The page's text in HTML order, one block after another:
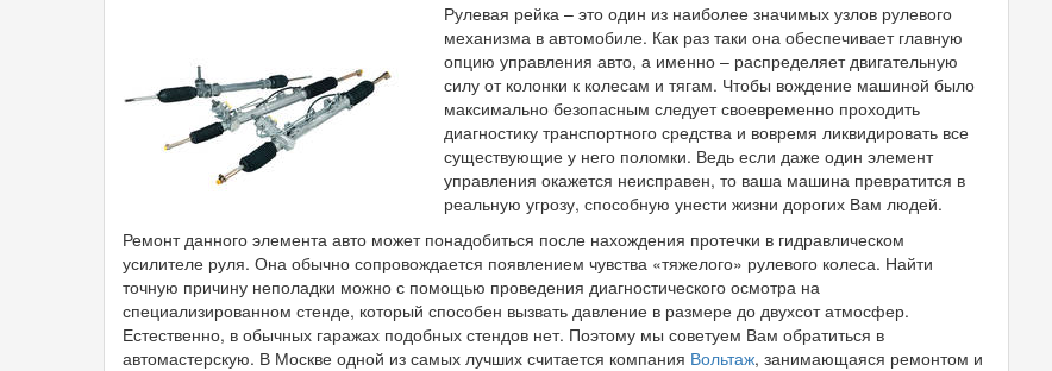
Рулевая рейка – это один из наиболее значимых узлов рулевого
механизма в автомобиле. Как раз таки она обеспечивает главную
опцию управления авто, а именно – распределяет двигательную
силу от колонки к колесам и тягам. Чтобы вождение машиной было
максимально безопасным следует своевременно проходить
диагностику транспортного средства и вовремя ликвидировать все
существующие у него поломки. Ведь если даже один элемент
управления окажется неисправен, то ваша машина превратится в
реальную угрозу, способную унести жизни дорогих Вам людей.
Ремонт данного элемента авто может понадобиться после нахождения протечки в гидравлическом
усилителе руля. Она обычно сопровождается появлением чувства «тяжелого» рулевого колеса. Найти
точную причину неполадки можно с помощью проведения диагностического осмотра на
специализированном стенде, который способен вызвать давление в размере до двухсот атмосфер.
Естественно, в обычных гаражах подобных стендов нет. Поэтому мы советуем Вам обратиться в
автомастерскую. В Москве одной из самых лучших считается компания Вольтаж, занимающаяся ремонтом и